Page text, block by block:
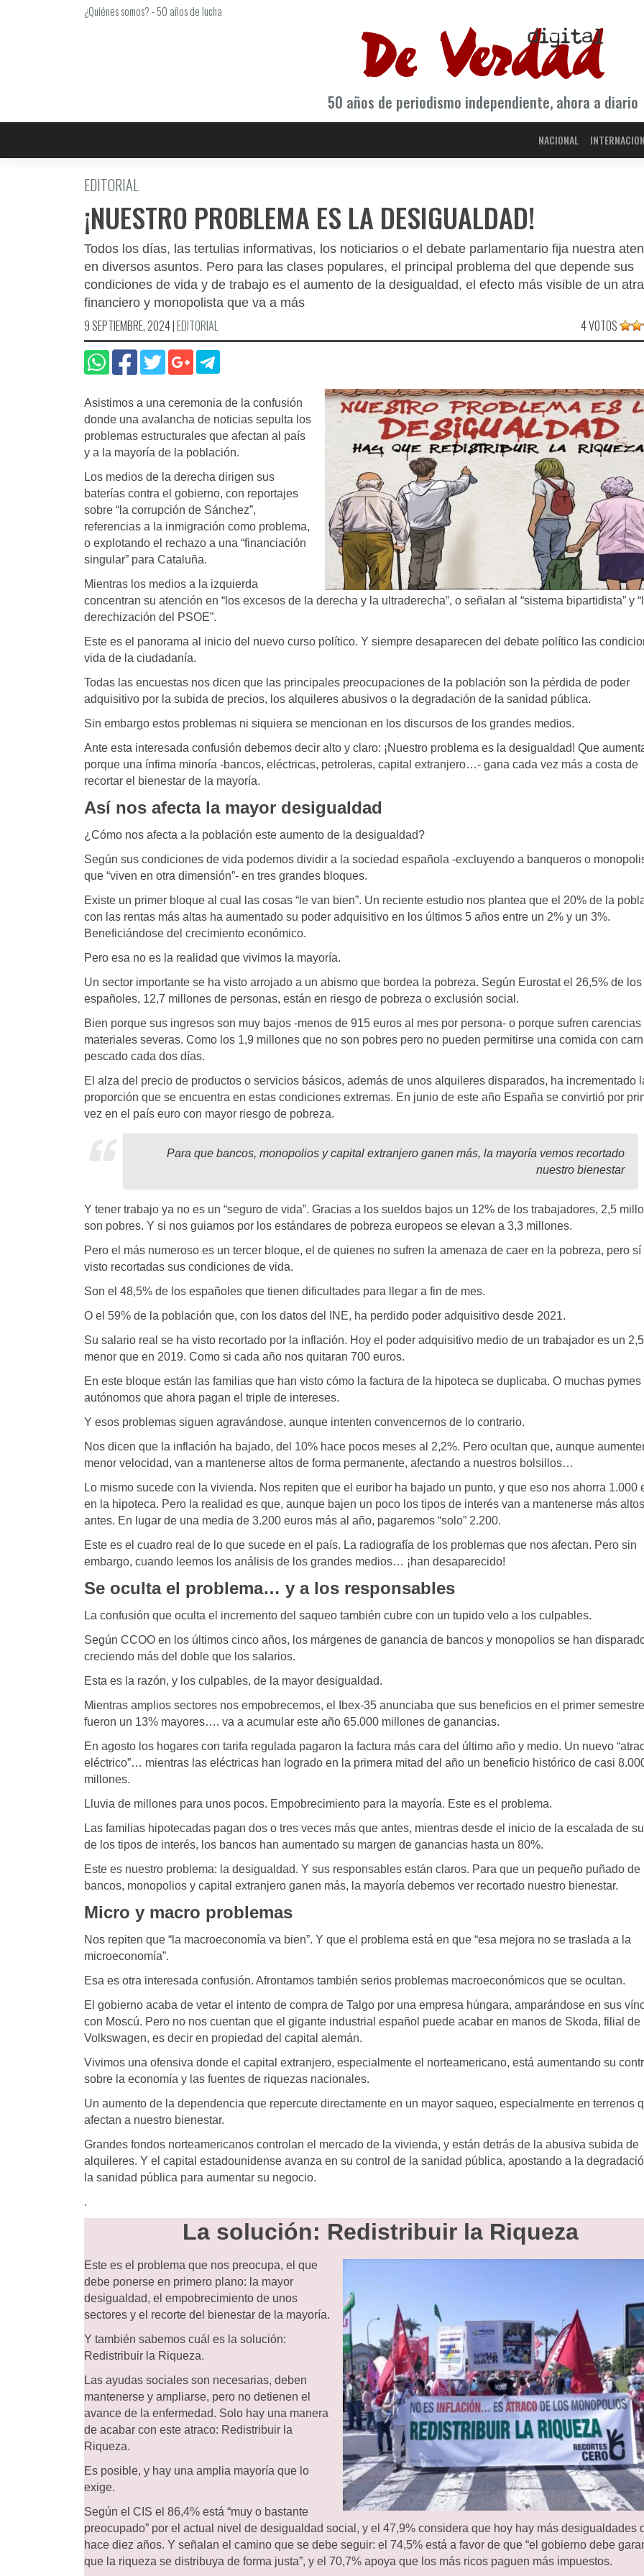
¿Quiénes somos?-50 años de lucha
50 años de periodismo independiente, ahora a diario
NACIONAL
EDITORIAL
¡NUESTRO PROBLEMA ES LA DESIGUALDAD!
Todos los días, las tertulias informativas, los noticiarios o el debate parlamentario fija nuestra
en diversos asuntos. Pero para las clases populares, el principal problema del que depende sus
condiciones de vida y de trabajo es el aumento de la desigualdad, el efecto más visible de un
financiero y monopolista que va a más
9 SEPTIEMBRE, 2024|EDITORIAL 4 VOTOS
Asistimos a una ceremonia de la confusión
donde una avalancha de noticias sepulta los
problemas estructurales que afectan al país
y a la mayoría de la población.
Los medios de la derecha dirigen sus
baterías contra el gobierno, con reportajes
sobre “la corrupción de Sánchez”,
referencias a la inmigración como problema,
o explotando el rechazo a una “financiación
singular” para Cataluña.
Mientras los medios a la izquierda
concentran su atención en “los excesos de la derecha y la ultraderecha”, o señalan al “sistema bipartidista” y
derechización del PSOE”.
Este es el panorama al inicio del nuevo curso político. Y siempre desaparecen del debate político las
vida de la ciudadanía.
Todas las encuestas nos dicen que las principales preocupaciones de la población son la pérdida de poder
adquisitivo por la subida de precios, los alquileres abusivos o la degradación de la sanidad pública.
Sin embargo estos problemas ni siquiera se mencionan en los discursos de los grandes medios.
Ante esta interesada confusión debemos decir alto y claro: ¡Nuestro problema es la desigualdad! Que
porque una ínfima minoría -bancos, eléctricas, petroleras, capital extranjero…- gana cada vez más a costa de
recortar el bienestar de la mayoría.
Así nos afecta la mayor desigualdad
¿Cómo nos afecta a la población este aumento de la desigualdad?
Según sus condiciones de vida podemos dividir a la sociedad española -excluyendo a banqueros o
que “viven en otra dimensión”- en tres grandes bloques.
Existe un primer bloque al cual las cosas “le van bien”. Un reciente estudio nos plantea que el 20% de la
con las rentas más altas ha aumentado su poder adquisitivo en los últimos 5 años entre un 2% y un 3%.
Beneficiándose del crecimiento económico.
Pero esa no es la realidad que vivimos la mayoría.
Un sector importante se ha visto arrojado a un abismo que bordea la pobreza. Según Eurostat el 26,5% de los
españoles, 12,7 millones de personas, están en riesgo de pobreza o exclusión social.
Bien porque sus ingresos son muy bajos -menos de 915 euros al mes por persona- o porque sufren carencias
materiales severas. Como los 1,9 millones que no son pobres pero no pueden permitirse una comida con
pescado cada dos días.
El alza del precio de productos o servicios básicos, además de unos alquileres disparados, ha incrementado
proporción que se encuentra en estas condiciones extremas. En junio de este año España se convirtió por
vez en el país euro con mayor riesgo de pobreza.
Para que bancos, monopolios y capital extranjero ganen más, la mayoría vemos recortado
nuestro bienestar
Y tener trabajo ya no es un “seguro de vida”. Gracias a los sueldos bajos un 12% de los trabajadores, 2,5
son pobres. Y si nos guiamos por los estándares de pobreza europeos se elevan a 3,3 millones.
Pero el más numeroso es un tercer bloque, el de quienes no sufren la amenaza de caer en la pobreza, pero sí
visto recortadas sus condiciones de vida.
Son el 48,5% de los españoles que tienen dificultades para llegar a fin de mes.
O el 59% de la población que, con los datos del INE, ha perdido poder adquisitivo desde 2021.
Su salario real se ha visto recortado por la inflación. Hoy el poder adquisitivo medio de un trabajador es un
menor que en 2019. Como si cada año nos quitaran 700 euros.
En este bloque están las familias que han visto cómo la factura de la hipoteca se duplicaba. O muchas pymes
autónomos que ahora pagan el triple de intereses.
Y esos problemas siguen agravándose, aunque intenten convencernos de lo contrario.
Nos dicen que la inflación ha bajado, del 10% hace pocos meses al 2,2%. Pero ocultan que, aunque
menor velocidad, van a mantenerse altos de forma permanente, afectando a nuestros bolsillos…
Lo mismo sucede con la vivienda. Nos repiten que el euribor ha bajado un punto, y que eso nos ahorra 1.000
en la hipoteca. Pero la realidad es que, aunque bajen un poco los tipos de interés van a mantenerse más
antes. En lugar de una media de 3.200 euros más al año, pagaremos “solo” 2.200.
Este es el cuadro real de lo que sucede en el país. La radiografía de los problemas que nos afectan. Pero sin
embargo, cuando leemos los análisis de los grandes medios… ¡han desaparecido!
Se oculta el problema… y a los responsables
La confusión que oculta el incremento del saqueo también cubre con un tupido velo a los culpables.
Según CCOO en los últimos cinco años, los márgenes de ganancia de bancos y monopolios se han
creciendo más del doble que los salarios.
Esta es la razón, y los culpables, de la mayor desigualdad.
Mientras amplios sectores nos empobrecemos, el Ibex-35 anunciaba que sus beneficios en el primer semestre
fueron un 13% mayores…. va a acumular este año 65.000 millones de ganancias.
En agosto los hogares con tarifa regulada pagaron la factura más cara del último año y medio. Un nuevo
eléctrico”… mientras las eléctricas han logrado en la primera mitad del año un beneficio histórico de casi
millones.
Lluvia de millones para unos pocos. Empobrecimiento para la mayoría. Este es el problema.
Las familias hipotecadas pagan dos o tres veces más que antes, mientras desde el inicio de la escalada de
de los tipos de interés, los bancos han aumentado su margen de ganancias hasta un 80%.
Este es nuestro problema: la desigualdad. Y sus responsables están claros. Para que un pequeño puñado de
bancos, monopolios y capital extranjero ganen más, la mayoría debemos ver recortado nuestro bienestar.
Micro y macro problemas
Nos repiten que “la macroeconomía va bien”. Y que el problema está en que “esa mejora no se traslada a la
microeconomía”.
Esa es otra interesada confusión. Afrontamos también serios problemas macroeconómicos que se ocultan.
El gobierno acaba de vetar el intento de compra de Talgo por una empresa húngara, amparándose en sus
con Moscú. Pero no nos cuentan que el gigante industrial español puede acabar en manos de Skoda, filial de
Volkswagen, es decir en propiedad del capital alemán.
Vivimos una ofensiva donde el capital extranjero, especialmente el norteamericano, está aumentando su
sobre la economía y las fuentes de riquezas nacionales.
Un aumento de la dependencia que repercute directamente en un mayor saqueo, especialmente en terrenos
afectan a nuestro bienestar.
Grandes fondos norteamericanos controlan el mercado de la vivienda, y están detrás de la abusiva subida de
alquileres. Y el capital estadounidense avanza en su control de la sanidad pública, apostando a la
la sanidad pública para aumentar su negocio.
.
La solución: Redistribuir la Riqueza
Este es el problema que nos preocupa, el que
debe ponerse en primero plano: la mayor
desigualdad, el empobrecimiento de unos
sectores y el recorte del bienestar de la mayoría.
Y también sabemos cuál es la solución:
Redistribuir la Riqueza.
Las ayudas sociales son necesarias, deben
mantenerse y ampliarse, pero no detienen el
avance de la enfermedad. Solo hay una manera
de acabar con este atraco: Redistribuir la
Riqueza.
Es posible, y hay una amplia mayoría que lo
exige.
Según el CIS el 86,4% está “muy o bastante
preocupado” por el actual nivel de desigualdad social, y el 47,9% considera que hoy hay más desigualdades
hace diez años. Y señalan el camino que se debe seguir: el 74,5% está a favor de que “el gobierno debe
que la riqueza se distribuya de forma justa”, y el 70,7% apoya que los más ricos paguen más impuestos.